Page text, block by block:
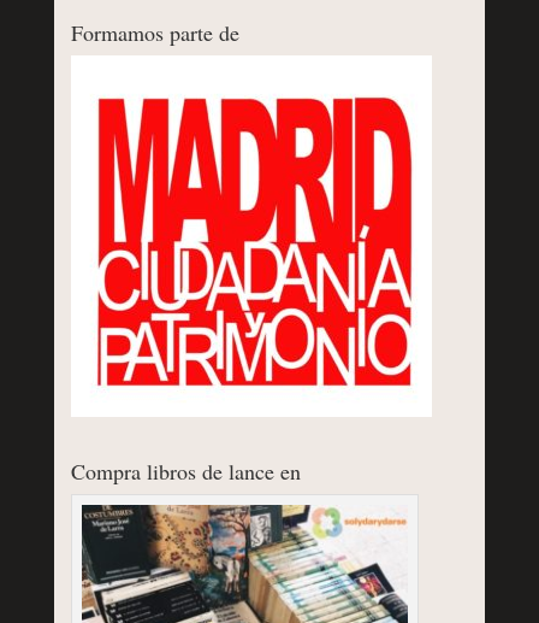
Formamos parte de
Compra libros de lance en